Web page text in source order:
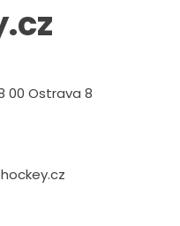
00 Ostrava 8